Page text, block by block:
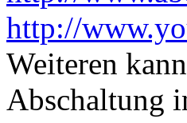
http://
Weiteren
Abschaltung